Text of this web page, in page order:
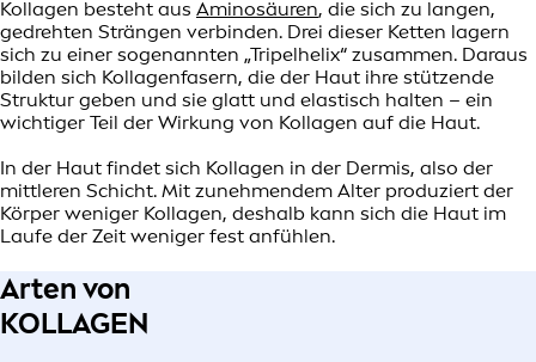
Kollagen besteht aus Aminosäuren, die sich zu langen,
gedrehten Strängen verbinden. Drei dieser Ketten lagern
sich zu einer sogenannten „Tripelhelix“ zusammen. Daraus
bilden sich Kollagenfasern, die der Haut ihre stützende
Struktur geben und sie glatt und elastisch halten – ein
wichtiger Teil der Wirkung von Kollagen auf die Haut.
In der Haut findet sich Kollagen in der Dermis, also der
mittleren Schicht. Mit zunehmendem Alter produziert der
Körper weniger Kollagen, deshalb kann sich die Haut im
Laufe der Zeit weniger fest anfühlen.
Arten von
KOLLAGEN